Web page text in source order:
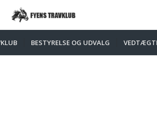
BESTYRELSE OG UDVALG